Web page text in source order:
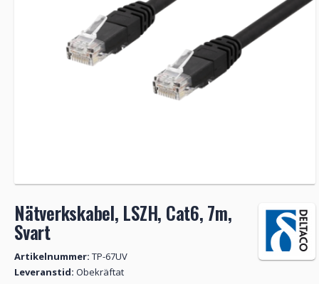
Nätverkskabel, LSZH, Cat6, 7m,
Svart
Artikelnummer: TP-67UV
Leveranstid: Obekräftat